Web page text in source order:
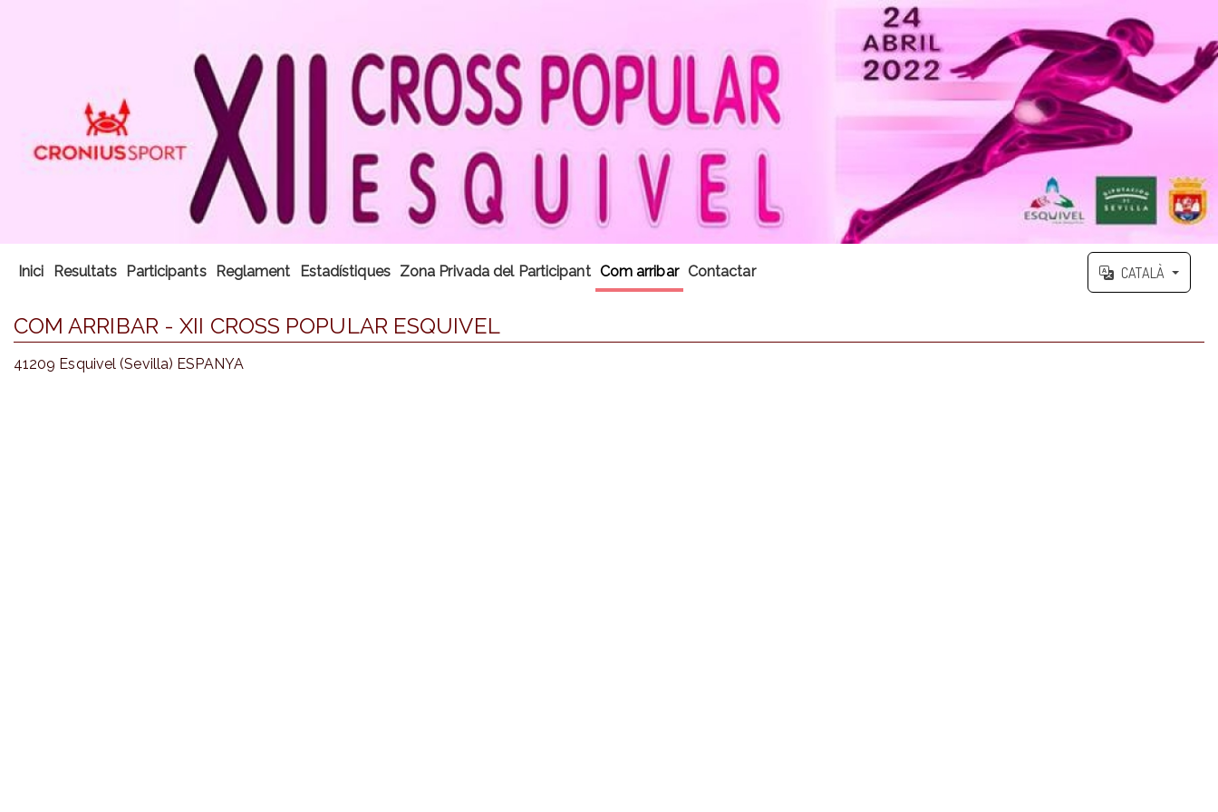
Inici Resultats Participants Reglament Estadístiques Zona Privada del Participant Com arribar Contactar CATALÀ
COM ARRIBAR - XII CROSS POPULAR ESQUIVEL
41209 Esquivel (Sevilla) ESPANYA